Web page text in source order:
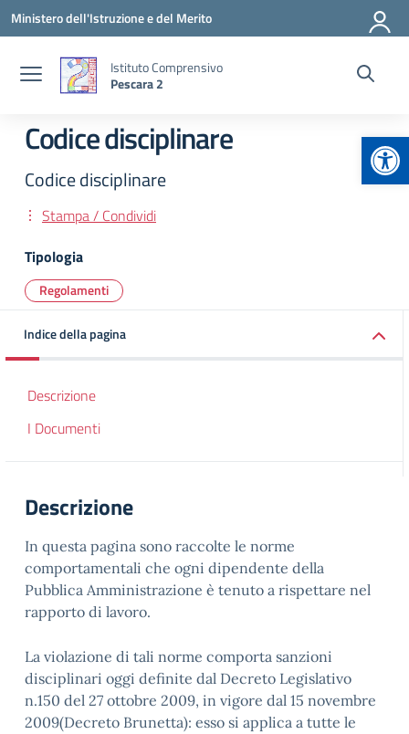
Vai ai contenuti
Vai al menu di navigazione
Vai al footer
Ministero dell'Istruzione e del Merito
Istituto Comprensivo
Pescara 2
Codice disciplinare
Codice disciplinare
Stampa / Condividi
Tipologia
Regolamenti
Indice della pagina
Descrizione
I Documenti
Descrizione
In questa pagina sono raccolte le norme
comportamentali che ogni dipendente della
Pubblica Amministrazione è tenuto a rispettare nel
rapporto di lavoro.
La violazione di tali norme comporta sanzioni
disciplinari oggi definite dal Decreto Legislativo
n.150 del 27 ottobre 2009, in vigore dal 15 novembre
2009(Decreto Brunetta): esso si applica a tutte le